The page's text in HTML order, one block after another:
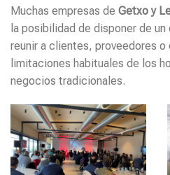
Muchas empresas de Getxo y
la posibilidad de disponer de
reunir a clientes, proveedores o
limitaciones habituales de los
negocios tradicionales.